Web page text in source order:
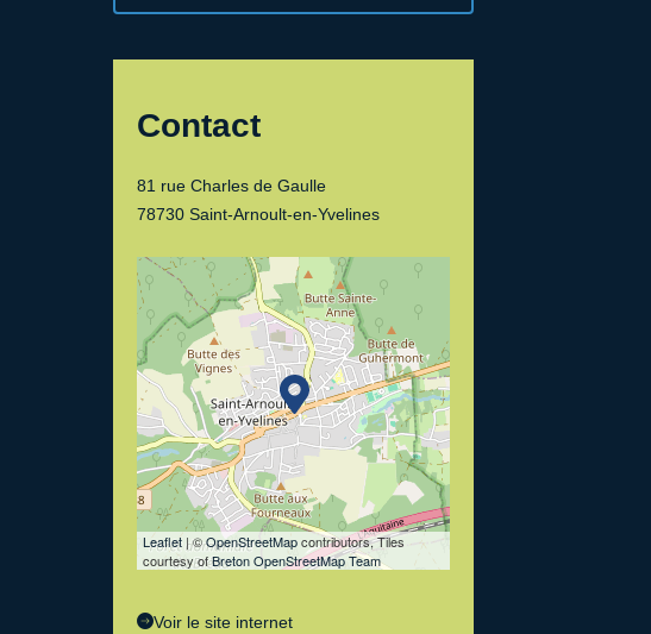
Contact
81 rue Charles de Gaulle
78730 Saint-Arnoult-en-Yvelines
Leaflet| ©OpenStreetMapcontributors, Tiles
courtesy ofBreton OpenStreetMap Team
Voir le site internet